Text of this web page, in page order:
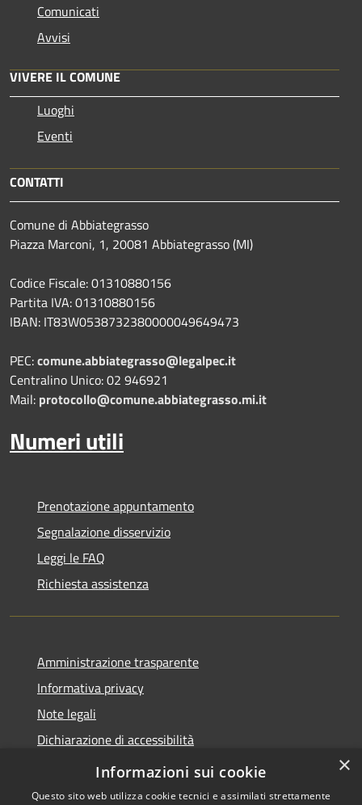
Comunicati
Avvisi
VIVERE IL COMUNE
Luoghi
Eventi
CONTATTI
Comune di Abbiategrasso
Piazza Marconi, 1, 20081 Abbiategrasso (MI)
Codice Fiscale: 01310880156
Partita IVA: 01310880156
IBAN: IT83W0538732380000049649473
PEC:comune.abbiategrasso@legalpec.it
Centralino Unico: 02 946921
Mail: protocollo@comune.abbiategrasso.mi.it
Numeri utili
Prenotazione appuntamento
Segnalazione disservizio
Leggi le FAQ
Richiesta assistenza
Amministrazione trasparente
Informativa privacy
Note legali
Dichiarazione di accessibilità
Whistleblowing
×
Informazioni sui cookie
Questo sito web utilizza cookie tecnici e assimilati strettamente